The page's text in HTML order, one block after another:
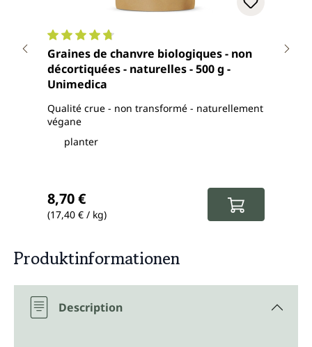
Note moyenne de 4.7 sur 5 étoiles
Graines de chanvre biologiques - non
décortiquées - naturelles - 500 g -
Unimedica
Qualité crue - non transformé - naturellement
végane
planter
8,70 €
(17,40 € / kg)
Germe
Produktinformationen
Description